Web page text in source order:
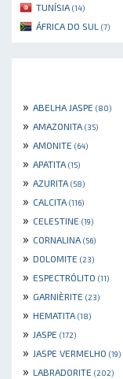
TUNÍSIA (14)
ÁFRICA DO SUL (7)
» ABELHA JASPE (80)
» AMAZONITA (35)
» AMONITE (64)
» APATITA (15)
» AZURITA (58)
» CALCITA (116)
» CELESTINE (19)
» CORNALINA (56)
» DOLOMITE (23)
» ESPECTRÓLITO (11)
» GARNIÈRITE (23)
» HEMATITA (18)
» JASPE (172)
» JASPE VERMELHO (19)
» LABRADORITE (202)